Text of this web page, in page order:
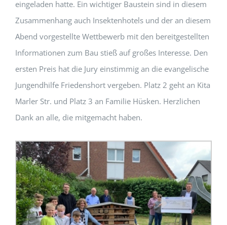
eingeladen hatte. Ein wichtiger Baustein sind in diesem
Zusammenhang auch Insektenhotels und der an diesem
Abend vorgestellte Wettbewerb mit den bereitgestellten
Informationen zum Bau stieß auf großes Interesse. Den
ersten Preis hat die Jury einstimmig an die evangelische
Jungendhilfe Friedenshort vergeben. Platz 2 geht an Kita
Marler Str. und Platz 3 an Familie Hüsken. Herzlichen
Dank an alle, die mitgemacht haben.